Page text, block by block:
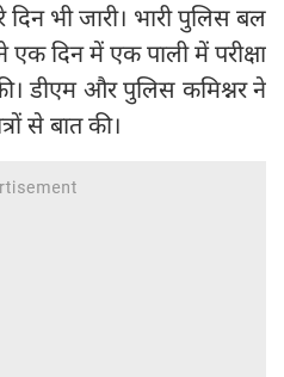
दिन भी जारी। भारी पुलिस बल
ने एक दिन में एक पाली में परीक्षा
डीएम और पुलिस कमिश्नर ने
से बात की।